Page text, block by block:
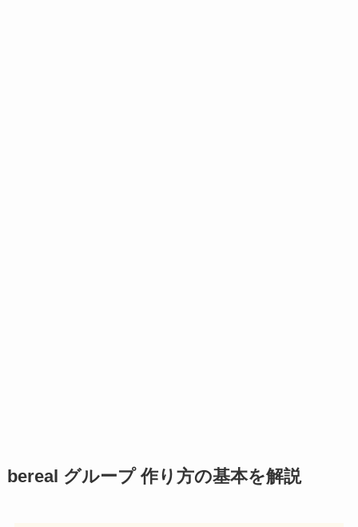
bereal グループ 作り方の基本を解説